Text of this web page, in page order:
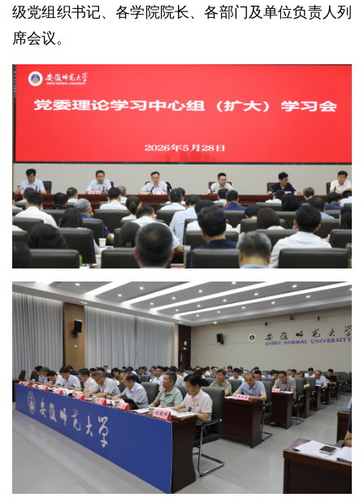
级党组织书记、各学院院长、各部门及单位负责人列
席会议。